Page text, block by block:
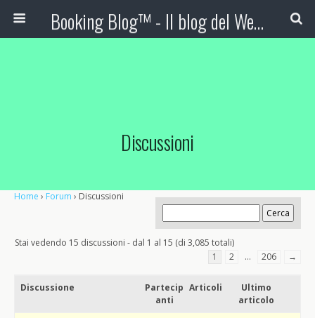
Booking Blog™ - Il blog del Web Marketing Turistico
Discussioni
Home › Forum › Discussioni
Stai vedendo 15 discussioni - dal 1 al 15 (di 3,085 totali)
1
2 … 206 →
Discussione
Partecip
anti
Articoli
Ultimo
articolo